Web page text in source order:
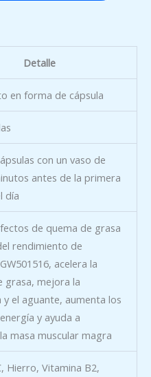
Detalle
en forma de cápsula
con un vaso de
antes de la primera
día
de quema de grasa
rendimiento de
acelera la
grasa, mejora la
y el aguante, aumenta los
y ayuda a
masa muscular magra
Hierro, Vitamina B2,